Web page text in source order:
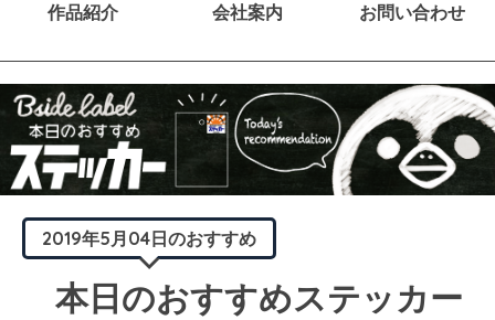
作品紹介 会社案内 お問い合わせ
2019年5月04日のおすすめ
本日のおすすめステッカー